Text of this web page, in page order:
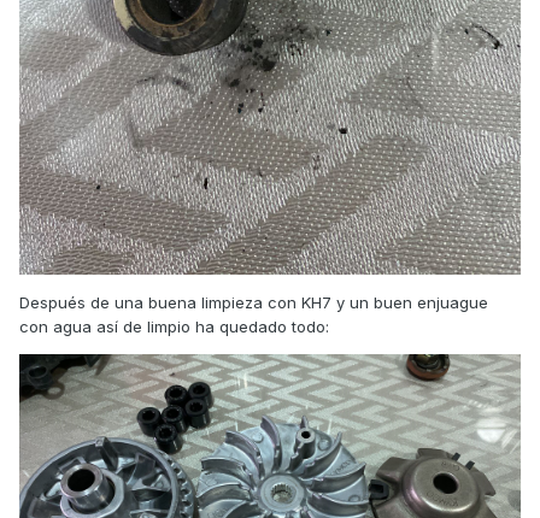
Después de una buena limpieza con KH7 y un buen enjuague
con agua así de limpio ha quedado todo: